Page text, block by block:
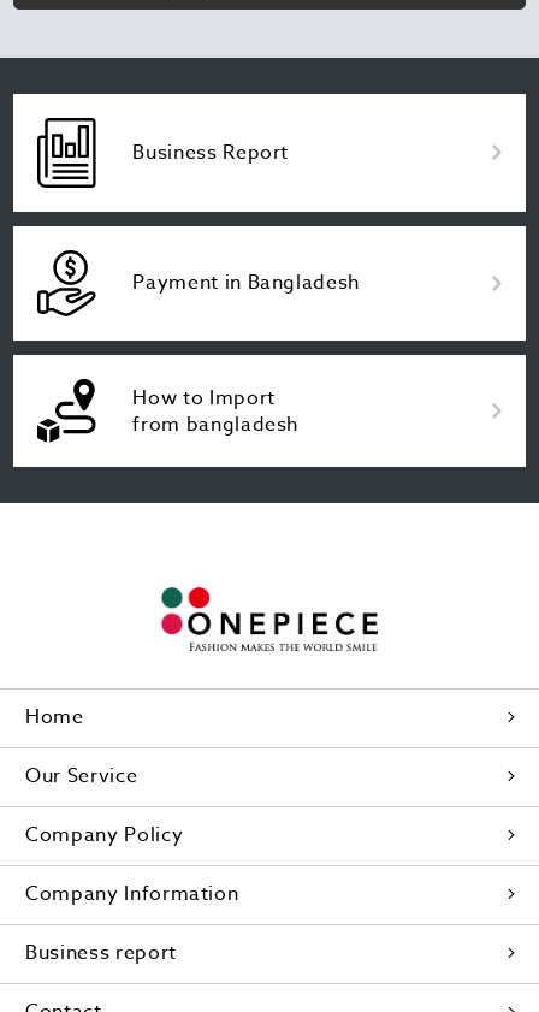
Business Report
Payment in Bangladesh
How to Import
from bangladesh
Home
Our Service
Company Policy
Company Information
Business report